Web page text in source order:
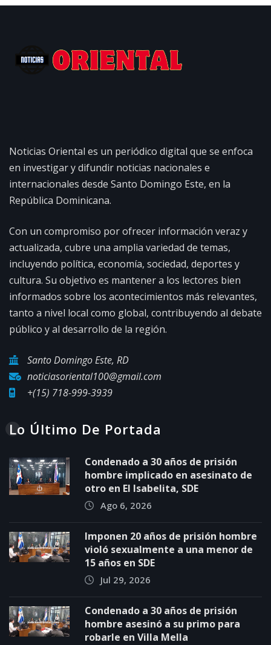
Noticias Oriental es un periódico digital que se enfoca
en investigar y difundir noticias nacionales e
internacionales desde Santo Domingo Este, en la
República Dominicana.
Con un compromiso por ofrecer información veraz y
actualizada, cubre una amplia variedad de temas,
incluyendo política, economía, sociedad, deportes y
cultura. Su objetivo es mantener a los lectores bien
informados sobre los acontecimientos más relevantes,
tanto a nivel local como global, contribuyendo al debate
público y al desarrollo de la región.
Santo Domingo Este, RD
noticiasoriental100@gmail.com
+(15) 718-999-3939
Lo Último De Portada
Condenado a 30 años de prisión
hombre implicado en asesinato de
otro en El Isabelita, SDE
Ago 6, 2026
Imponen 20 años de prisión hombre
violó sexualmente a una menor de
15 años en SDE
Jul 29, 2026
Condenado a 30 años de prisión
hombre asesinó a su primo para
robarle en Villa Mella